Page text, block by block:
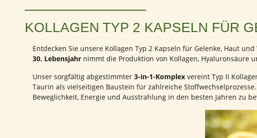
KOLLAGEN TYP 2 KAPSELN FÜR
Entdecken Sie unsere Kollagen Typ 2 Kapseln für Gelenke, Haut
30. Lebensjahrnimmt die Produktion von Kollagen, Hyaluronsäure
Unser sorgfältig abgestimmter 3-in-1-Komplexvereint Typ II
Taurin als vielseitigen Baustein für zahlreiche
Beweglichkeit, Energie und Ausstrahlung in den besten Jahren zu